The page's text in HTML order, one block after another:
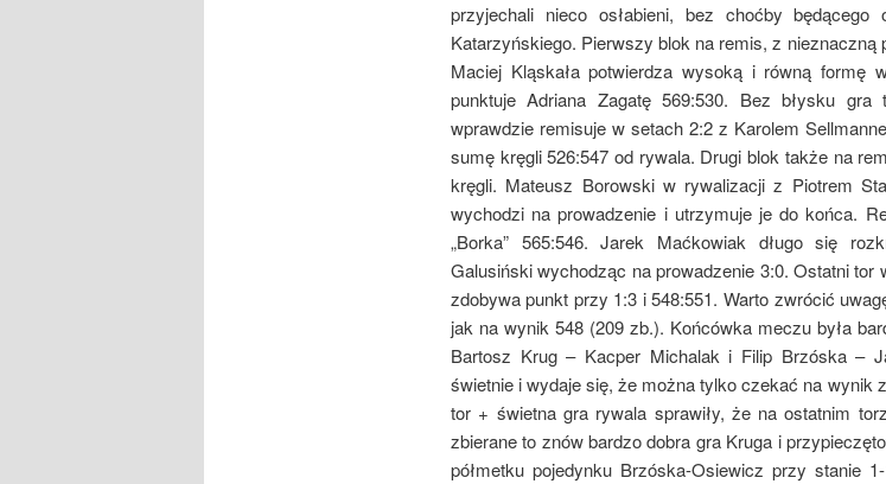
przyjechali nieco osłabieni, bez choćby
Katarzyńskiego. Pierwszy blok na remis, z nieznaczną
Maciej Kląskała potwierdza wysoką i równą formę
punktuje Adriana Zagatę 569:530. Bez błysku
wprawdzie remisuje w setach 2:2 z Karolem
sumę kręgli 526:547 od rywala. Drugi blok także na
kręgli. Mateusz Borowski w rywalizacji z Piotrem
wychodzi na prowadzenie i utrzymuje je do końca.
„Borka” 565:546. Jarek Maćkowiak długo się
Galusiński wychodząc na prowadzenie 3:0. Ostatni tor
zdobywa punkt przy 1:3 i 548:551. Warto zwrócić
jak na wynik 548 (209 zb.). Końcówka meczu była
Bartosz Krug – Kacper Michalak i Filip Brzóska –
świetnie i wydaje się, że można tylko czekać na wynik
tor + świetna gra rywala sprawiły, że na ostatnim
zbierane to znów bardzo dobra gra Kruga i
półmetku pojedynku Brzóska-Osiewicz przy stanie